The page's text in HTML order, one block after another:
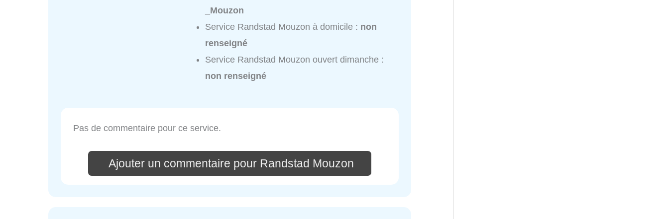
_Mouzon
Service Randstad Mouzon à domicile : non
renseigné
Service Randstad Mouzon ouvert dimanche :
non renseigné
Pas de commentaire pour ce service.
Ajouter un commentaire pour Randstad Mouzon